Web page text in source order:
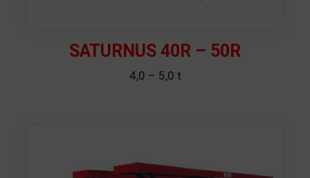
SATURNUS 40R – 50R
4,0 – 5,0 t